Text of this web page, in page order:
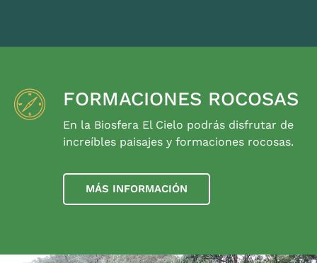
FORMACIONES ROCOSAS
En la Biosfera El Cielo podrás disfrutar de
increíbles paisajes y formaciones rocosas.
MÁS INFORMACIÓN